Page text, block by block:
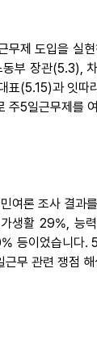
제 도입을 실
동부 장관(5.3),
(5.15)과 잇따
주5일근무제를
여론 조사 결과
생활 29%, 능
이었습니다.
무 관련 쟁점 해